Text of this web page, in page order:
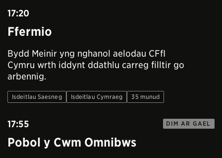
17:20
Ffermio
Bydd Meinir yng nghanol aelodau CFfI
Cymru wrth iddynt ddathlu carreg filltir go
arbennig.
Isdeitlau Saesneg Isdeitlau Cymraeg 35 munud
17:55 DIM AR GAEL
Pobol y Cwm Omnibws